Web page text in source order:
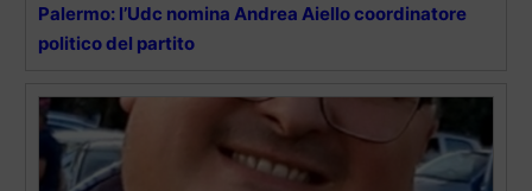
Palermo: l’Udc nomina Andrea Aiello coordinatore
politico del partito